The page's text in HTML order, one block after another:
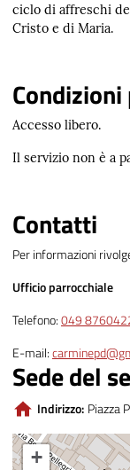
ciclo di affreschi
Cristo e di Maria.
Accesso libero.
Il servizio non è a
Contatti
Per informazioni
Ufficio parrocchiale
Telefono:049
E-mail:
Sede del
Indirizzo: Piazza
+